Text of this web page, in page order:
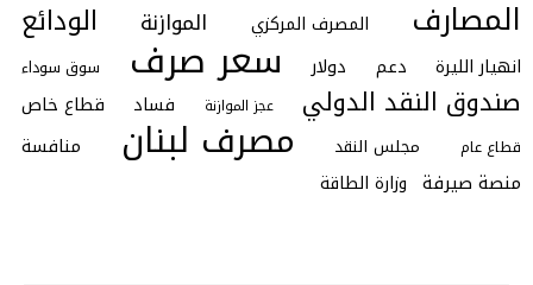
المصارف المصرف المركزي الموازنة الودائع
انهيار الليرة دعم دولار سعر صرف سوق سوداء
صندوق النقد الدولي عجز الموازنة فساد قطاع خاص
قطاع عام مجلس النقد مصرف لبنان
منافسة
منصة صيرفة وزارة الطاقة